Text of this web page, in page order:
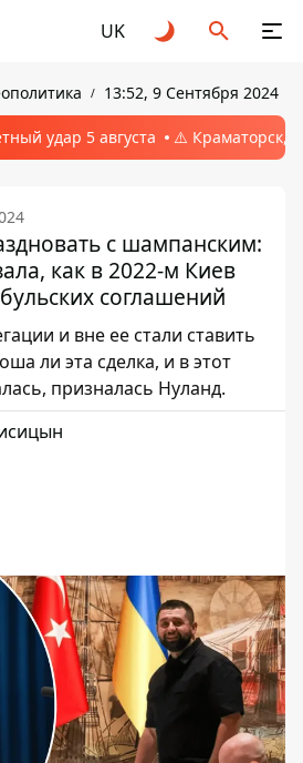
UK
13:52, 9 Сентября 2024
удар 5 августа ⚠️ Краматорск,
с шампанским:
как в 2022-м Киев
соглашений
и вне ее стали ставить
ли эта сделка, и в этот
призналась Нуланд.